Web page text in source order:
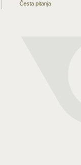
Česta pitanja